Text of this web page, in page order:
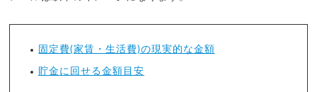
固定費(家賃・生活費)の現実的な金額
貯金に回せる金額目安